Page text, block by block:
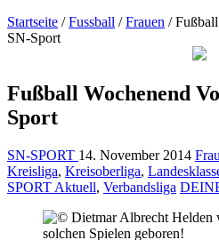
Startseite / Fussball / Frauen /
SN-Sport
Fußball Wochenend
Sport
SN-SPORT 14. November 2014
Kreisliga, Kreisoberliga,
SPORT Aktuell, Verbandsliga